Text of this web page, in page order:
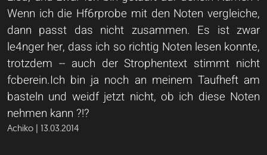
Wenn ich die Hf6rprobe mit den Noten vergleiche,
dann passt das nicht zusammen. Es ist zwar
le4nger her, dass ich so richtig Noten lesen konnte,
trotzdem -- auch der Strophentext stimmt nicht
fcberein.Ich bin ja noch an meinem Taufheft am
basteln und weidf jetzt nicht, ob ich diese Noten
nehmen kann ?!?
Achiko | 13.03.2014